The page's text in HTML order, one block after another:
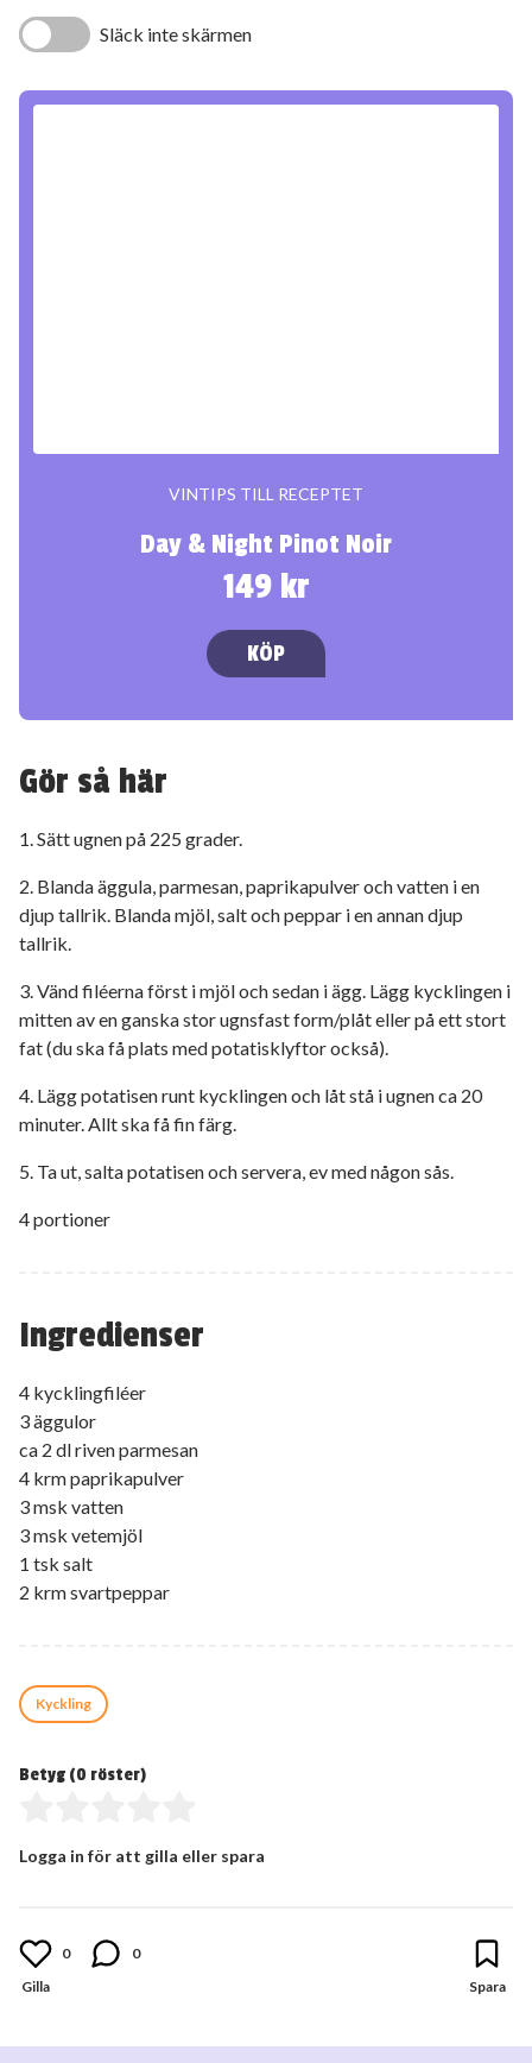
Ingredienser
4 kycklingfiléer
3 äggulor
ca 2 dl riven parmesan
4 krm paprikapulver
3 msk vatten
3 msk vetemjöl
1 tsk salt
2 krm svartpeppar
Släck inte skärmen
VINTIPS TILL RECEPTET
Day & Night Pinot Noir
149 kr
KÖP
Gör så här
1. Sätt ugnen på 225 grader.
2. Blanda äggula, parmesan, paprikapulver och vatten i en
djup tallrik. Blanda mjöl, salt och peppar i en annan djup
tallrik.
3. Vänd filéerna först i mjöl och sedan i ägg. Lägg kycklingen i
mitten av en ganska stor ugnsfast form/plåt eller på ett stort
fat (du ska få plats med potatisklyftor också).
4. Lägg potatisen runt kycklingen och låt stå i ugnen ca 20
minuter. Allt ska få fin färg.
5. Ta ut, salta potatisen och servera, ev med någon sås.
4 portioner
Kyckling
Betyg (0 röster)
Logga in för att gilla eller spara
0 0